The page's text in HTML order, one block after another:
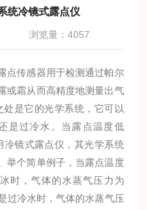
统冷镜式露点仪
浏览量：4057
点传感器用于检测通过帕尔
或霜从而高精度地测量出气
是它的光学系统，它可以
是过冷水。当露点温度低
镜式露点仪，其光学系统
举个简单例子，当露点温度
时，气体的水蒸气压力为
过冷水时，气体的水蒸气压